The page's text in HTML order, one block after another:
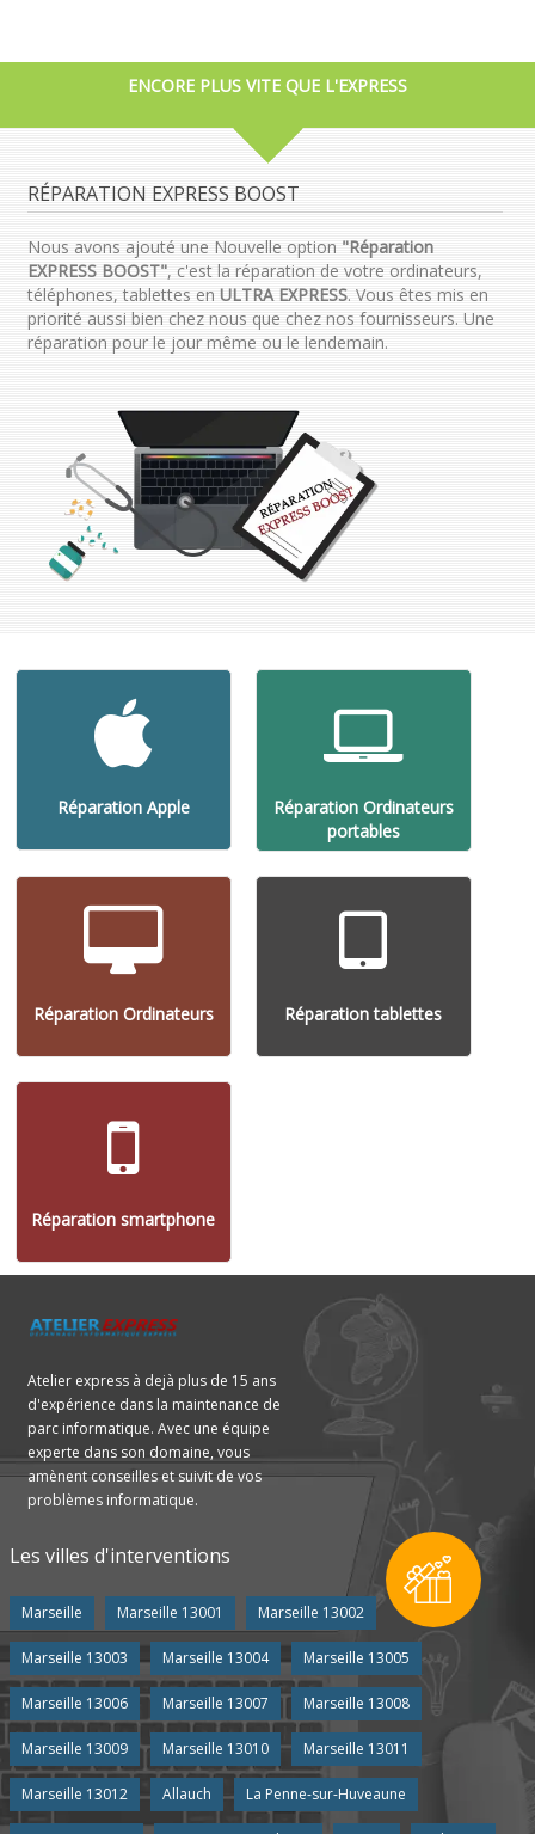
ENCORE PLUS VITE QUE L'EXPRESS
RÉPARATION EXPRESS BOOST
Nous avons ajouté une Nouvelle option "Réparation
EXPRESS BOOST", c'est la réparation de votre ordinateurs,
téléphones, tablettes en ULTRA EXPRESS. Vous êtes mis en
priorité aussi bien chez nous que chez nos fournisseurs. Une
réparation pour le jour même ou le lendemain.
Réparation Apple
Réparation Ordinateurs
portables
Réparation Ordinateurs Réparation tablettes
Réparation smartphone
Atelier express à dejà plus de 15 ans
d'expérience dans la maintenance de
parc informatique. Avec une équipe
experte dans son domaine, vous
amènent conseilles et suivit de vos
problèmes informatique.
Les villes d'interventions
Marseille Marseille 13001 Marseille 13002
Marseille 13003 Marseille 13004 Marseille 13005
Marseille 13006 Marseille 13007 Marseille 13008
Marseille 13009 Marseille 13010 Marseille 13011
Marseille 13012 Allauch La Penne-sur-Huveaune